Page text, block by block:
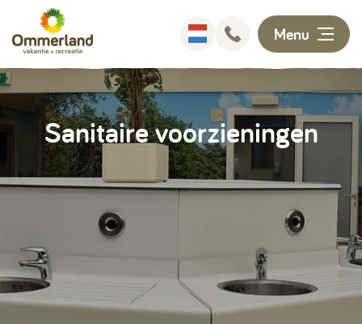
Menu
Overnachten
Faciliteiten
Animatie
Omgeving
Ontdekken
Sanitaire voorzieningen